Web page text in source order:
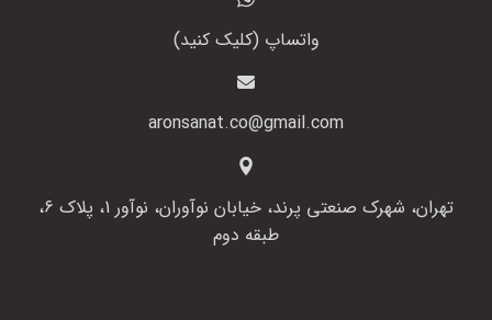
واتساپ (کلیک کنید)
aronsanat.co@gmail.com
تهران، شهرک صنعتی پرند، خیابان نوآوران، نوآور 1، پلاک 6،
طبقه دوم